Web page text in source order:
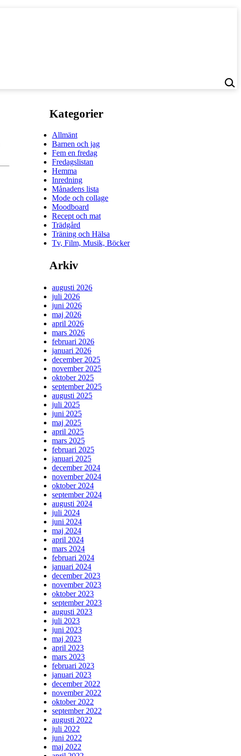
Kategorier
Allmänt
Barnen och jag
Fem en fredag
Fredagslistan
Hemma
Inredning
Månadens lista
Mode och collage
Moodboard
Recept och mat
Trädgård
Träning och Hälsa
Tv, Film, Musik, Böcker
Arkiv
augusti 2026
juli 2026
juni 2026
maj 2026
april 2026
mars 2026
februari 2026
januari 2026
december 2025
november 2025
oktober 2025
september 2025
augusti 2025
juli 2025
juni 2025
maj 2025
april 2025
mars 2025
februari 2025
januari 2025
december 2024
november 2024
oktober 2024
september 2024
augusti 2024
juli 2024
juni 2024
maj 2024
april 2024
mars 2024
februari 2024
januari 2024
december 2023
november 2023
oktober 2023
september 2023
augusti 2023
juli 2023
juni 2023
maj 2023
april 2023
mars 2023
februari 2023
januari 2023
december 2022
november 2022
oktober 2022
september 2022
augusti 2022
juli 2022
juni 2022
maj 2022